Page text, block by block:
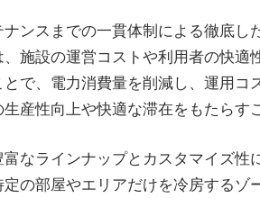
ンスまでの一貫体制による徹底し
施設の運営コストや利用者の快適
で、電力消費量を削減し、運用コ
産性向上や快適な滞在をもたらす
なラインナップとカスタマイズ性
の部屋やエリアだけを冷房するゾ